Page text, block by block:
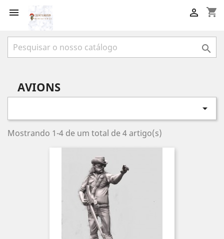
 shopping_cart


AVIONS

Mostrando 1-4 de um total de 4 artigo(s)